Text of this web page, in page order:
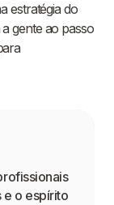
estratégia do
gente ao passo
e o espírito